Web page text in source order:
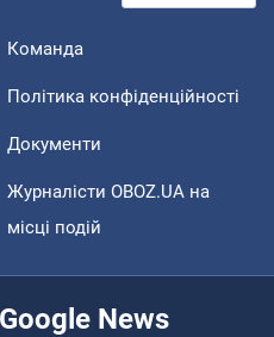
Команда
Політика конфіденційності
Документи
Журналісти OBOZ.UA на
місці подій
News